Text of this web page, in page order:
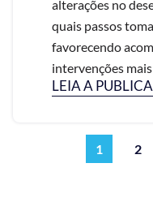
alterações no
quais passos
favorecendo
intervenções mais
LEIA A
1 2